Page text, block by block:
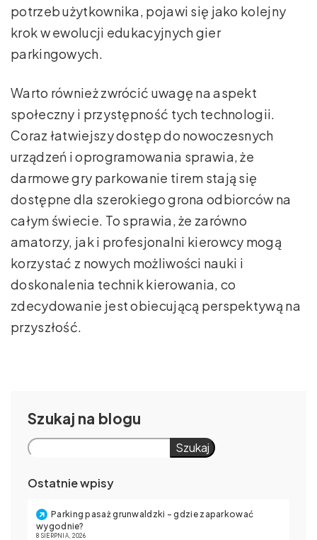
potrzeb użytkownika, pojawi się jako kolejny
krok w ewolucji edukacyjnych gier
parkingowych.
Warto również zwrócić uwagę na aspekt
społeczny i przystępność tych technologii.
Coraz łatwiejszy dostęp do nowoczesnych
urządzeń i oprogramowania sprawia, że
darmowe gry parkowanie tirem stają się
dostępne dla szerokiego grona odbiorców na
całym świecie. To sprawia, że zarówno
amatorzy, jak i profesjonalni kierowcy mogą
korzystać z nowych możliwości nauki i
doskonalenia technik kierowania, co
zdecydowanie jest obiecującą perspektywą na
przyszłość.
Szukaj
Szukaj
Ostatnie wpisy
Parking pasaż grunwaldzki – gdzie zaparkować
wygodnie?
8 SIERPNIA, 2026